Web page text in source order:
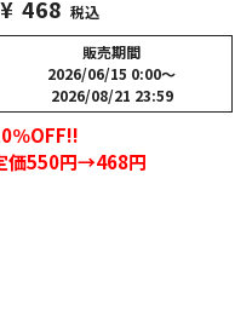
¥ 468 税込
販売期間
2026/06/15 0:00〜
2026/08/21 23:59
％OFF!!
価550円→468円